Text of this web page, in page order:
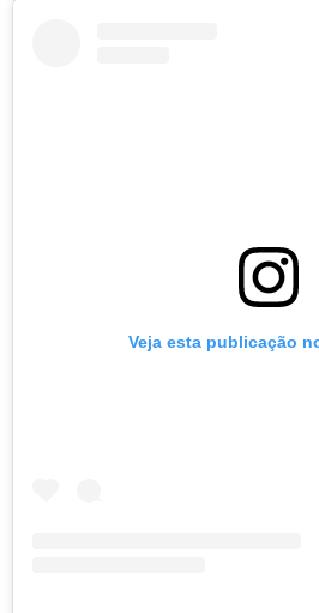
Veja esta publicação